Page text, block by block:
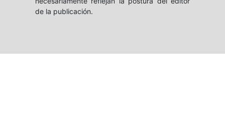
de la publicación.